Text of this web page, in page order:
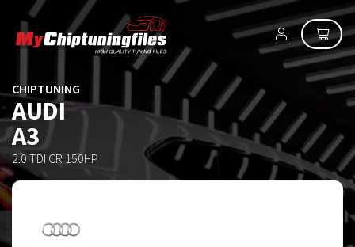
CHIPTUNING
AUDI
A3
2.0 TDI CR 150HP